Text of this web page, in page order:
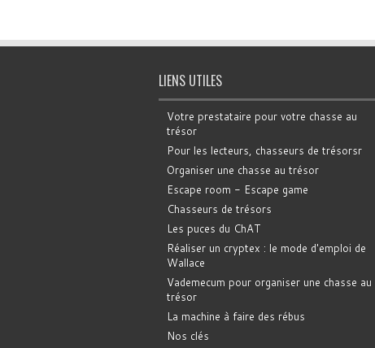
LIENS UTILES
Votre prestataire pour votre chasse au
trésor
Pour les lecteurs, chasseurs de trésorsr
Organiser une chasse au trésor
Escape room - Escape game
Chasseurs de trésors
Les puces du ChAT
Réaliser un cryptex : le mode d'emploi de
Wallace
Vademecum pour organiser une chasse au
trésor
La machine à faire des rébus
Nos clés